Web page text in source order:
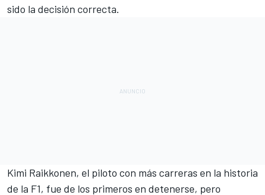
sido la decisión correcta.
Kimi Raikkonen, el piloto con más carreras en la historia
de la F1, fue de los primeros en detenerse, pero